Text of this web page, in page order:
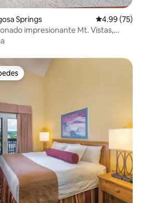
Springs Calificación
4.99 (75)
impresionante Mt. Vistas,
y cómodo